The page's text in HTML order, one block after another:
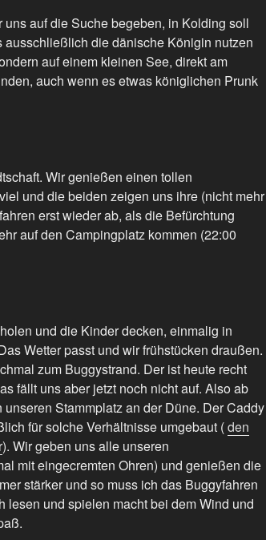
auf die Suche begeben, in Kolding soll
die dänische Königin nutzen
auf einem kleinen See, direkt am
auch wenn es etwas königlichen Prunk
Wir genießen einen tollen
und die beiden zeigen uns ihre (nicht mehr
erst wieder ab, als die Befürchtung
auf den Campingplatz kommen (22:00
und die Kinder decken, einmalig in
Wetter passt und wir frühstücken draußen.
zum Buggystrand. Der ist heute recht
fällt uns aber jetzt noch nicht auf. Also ab
Stammplatz an der Düne. Der Caddy
für solche Verhältnisse umgebaut (den
). Wir geben uns alle unseren
mit eingecremten Ohren) und genießen die
stärker und so muss ich das Buggyfahren
lesen und spielen macht bei dem Wind und